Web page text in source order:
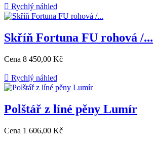
 Rychlý náhled
Skříň Fortuna FU rohová /...
Cena 8 450,00 Kč
 Rychlý náhled
Polštář z líné pěny Lumír
Cena 1 606,00 Kč